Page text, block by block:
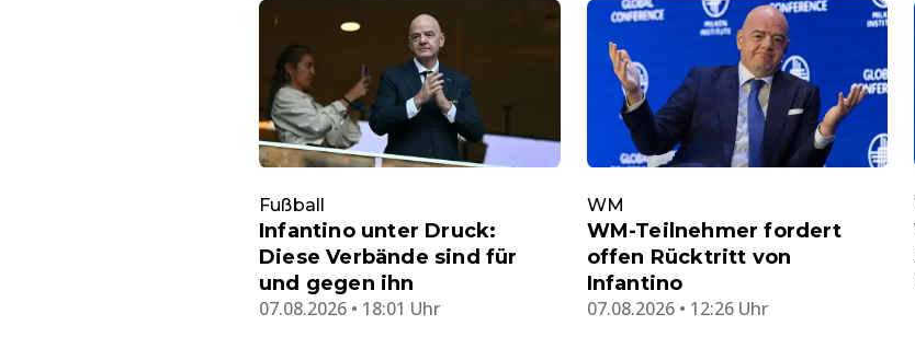
Fußball
Infantino unter Druck:
Diese Verbände sind für
und gegen ihn
07.08.2026 • 18:01 Uhr
WM
WM-Teilnehmer fordert
offen Rücktritt von
Infantino
07.08.2026 • 12:26 Uhr